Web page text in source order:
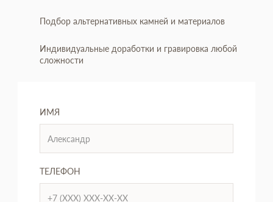
Подбор альтернативных камней и материалов
Индивидуальные доработки и гравировка любой
сложности
ИМЯ
ТЕЛЕФОН